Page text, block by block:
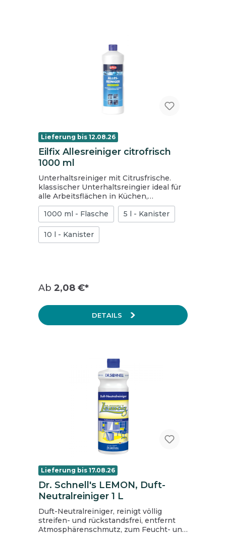
Lieferung bis 12.08.26
Eilfix Allesreiniger citrofrisch
1000 ml
Unterhaltsreiniger mit Citrusfrische.
klassischer Unterhaltsreingier ideal für
alle Arbeitsflächen in Küchen,
Gastronomie und Industrie für alle
abwaschbaren Oberflächen
langanhaltender, frischer Duft starke
Fettlösekraft
1000 ml - Flasche 5 l - Kanister
10 l - Kanister
Ab 2,08 €*
DETAILS
Lieferung bis 17.08.26
Dr. Schnell's LEMON, Duft-
Neutralreiniger 1 L
Duft-Neutralreiniger, reinigt völlig
streifen- und rückstandsfrei, entfernt
Atmosphärenschmutz, zum Feucht- und